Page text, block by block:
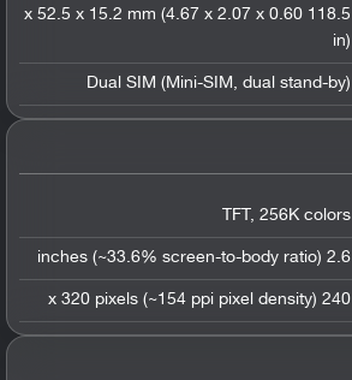
118.5 x 52.5 x 15.2 mm (4.67 x 2.07 x 0.60
in)
Dual SIM (Mini-SIM, dual stand-by)
TFT, 256K colors
2.6 inches (~33.6% screen-to-body ratio)
240 x 320 pixels (~154 ppi pixel density)